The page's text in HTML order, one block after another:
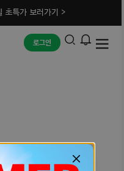
초특가 보러가기 >
로그인